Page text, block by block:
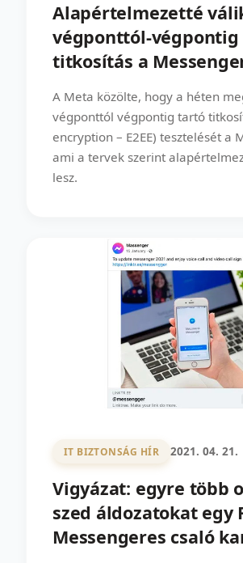
Alapértelmezetté
végponttól-
titkosítás a
A Meta közölte, hogy a héten
végponttól végpontig tartó
encryption – E2EE) tesztelését a
ami a tervek szerint
lesz.
IT BIZTONSÁG HÍR 2021. 04. 21.
Vigyázat: egyre több
szed áldozatokat egy
Messengeres csaló